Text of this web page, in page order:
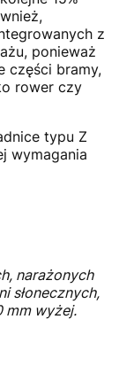
z
ponieważ
części bramy,
rower czy
typu Z
wymagania
narażonych
słonecznych,
mm wyżej.